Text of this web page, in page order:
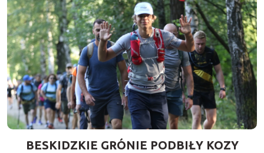
BESKIDZKIE GRÓNIE PODBIŁY KOZY